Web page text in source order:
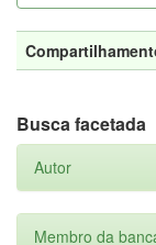
Busca facetada
Autor
Membro da